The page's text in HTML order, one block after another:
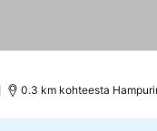
0.3 km kohteesta